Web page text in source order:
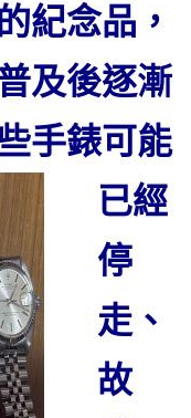
紀念品，
及後逐漸
手錶可能
已經
停
走、
故